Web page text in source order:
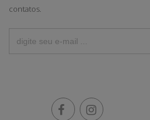
contatos.